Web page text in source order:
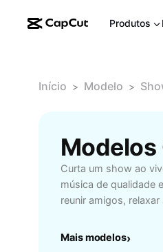
Produtos
Início > Modelo >
Curta um show ao
música de qualidade
reunir amigos,
com variedade de
Mais modelos›